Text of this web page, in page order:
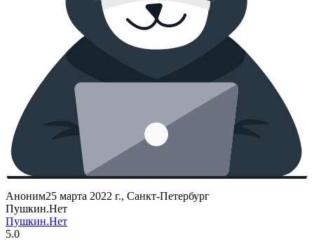
Аноним25 марта 2022 г., Санкт-Петербург
Пушкин.Нет
Пушкин.Нет
5.0